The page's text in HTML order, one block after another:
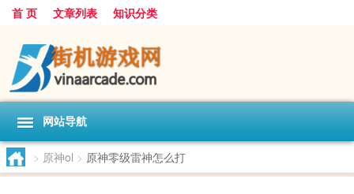
首 页 文章列表 知识分类
网站导航
> 原神ol > 原神零级雷神怎么打